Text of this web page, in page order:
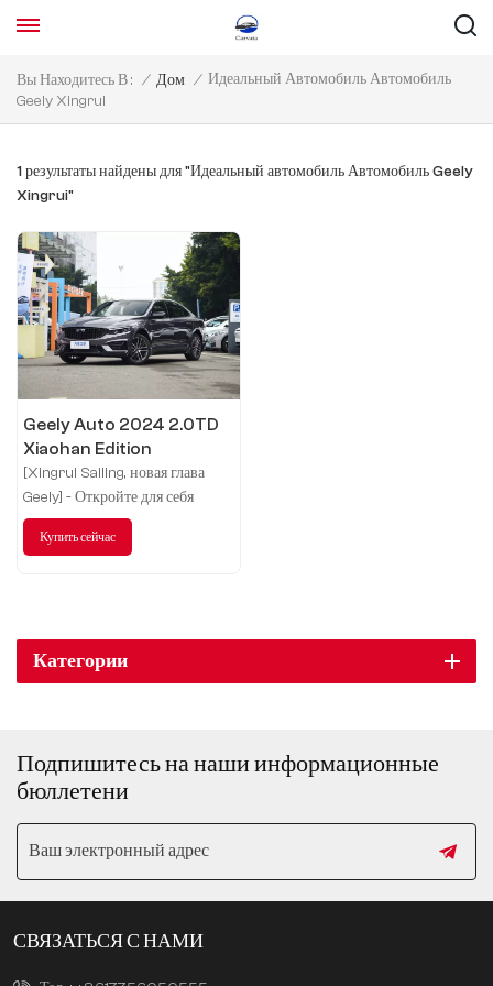
Вы Находитесь В : / Дом / Идеальный Автомобиль Автомобиль
Geely Xingrui
1 результаты найдены для "Идеальный автомобиль Автомобиль Geely
Xingrui"
Geely Auto 2024 2.0TD
Xiaohan Edition
[Xingrui Sailing, новая глава
Geely] - Откройте для себя
незабываемые впечатления от
путешествий в будущее.
Купить сейчас
Категории
Подпишитесь на наши информационные
бюллетени
СВЯЗАТЬСЯ С НАМИ